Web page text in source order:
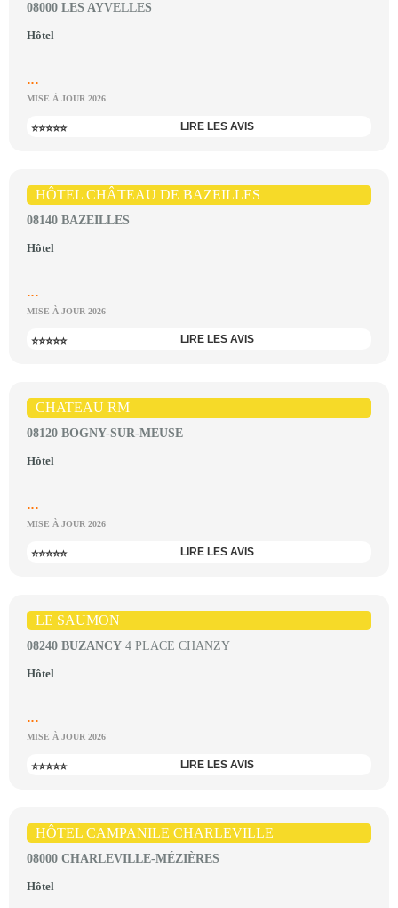
08000 LES AYVELLES
Hôtel
...
MISE À JOUR 2026
⭐⭐⭐⭐⭐ LIRE LES AVIS
HÔTEL CHÂTEAU DE BAZEILLES
08140 BAZEILLES
Hôtel
...
MISE À JOUR 2026
⭐⭐⭐⭐⭐ LIRE LES AVIS
CHATEAU RM
08120 BOGNY-SUR-MEUSE
Hôtel
...
MISE À JOUR 2026
⭐⭐⭐⭐⭐ LIRE LES AVIS
LE SAUMON
08240 BUZANCY 4 PLACE CHANZY
Hôtel
...
MISE À JOUR 2026
⭐⭐⭐⭐⭐ LIRE LES AVIS
HÔTEL CAMPANILE CHARLEVILLE
08000 CHARLEVILLE-MÉZIÈRES
Hôtel